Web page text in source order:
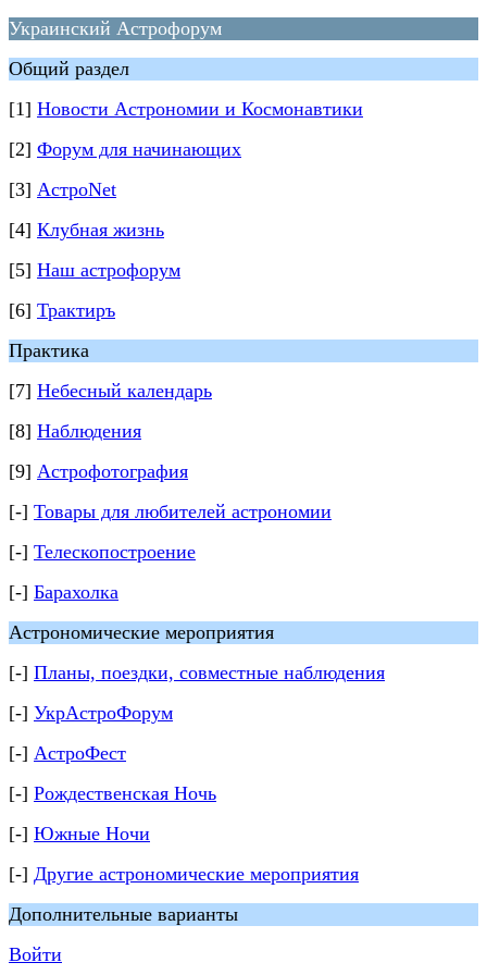
Украинский Астрофорум
Общий раздел
[1] Новости Астрономии и Космонавтики
[2] Форум для начинающих
[3] АстроNet
[4] Клубная жизнь
[5] Наш астрофорум
[6] Трактиръ
Практика
[7] Небесный календарь
[8] Наблюдения
[9] Астрофотография
[-] Товары для любителей астрономии
[-] Телескопостроение
[-] Барахолка
Астрономические мероприятия
[-] Планы, поездки, совместные наблюдения
[-] УкрАстроФорум
[-] АстроФест
[-] Рождественская Ночь
[-] Южные Ночи
[-] Другие астрономические мероприятия
Дополнительные варианты
Войти